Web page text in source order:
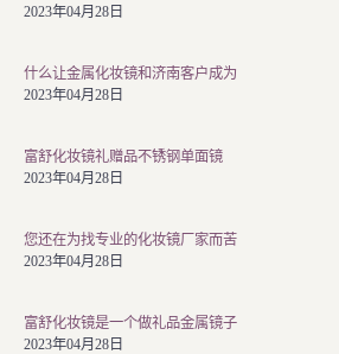
2023年04月28日
什么让金属化妆镜和济南客户成为
2023年04月28日
富舒化妆镜礼赠品不锈钢单面镜
2023年04月28日
您还在为找专业的化妆镜厂家而苦
2023年04月28日
富舒化妆镜是一个做礼品金属镜子
2023年04月28日